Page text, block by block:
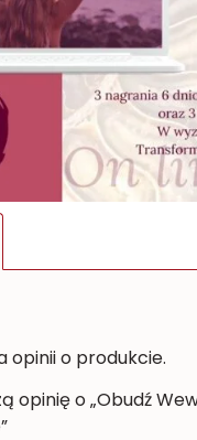
opinii o produkcie.
opinię o „Obudź